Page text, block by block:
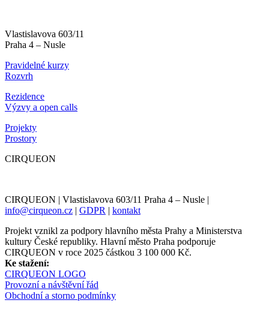
Vlastislavova 603/11
Praha 4 – Nusle
Pravidelné kurzy
Rozvrh
Rezidence
Výzvy a open calls
Projekty
Prostory
CIRQUEON
CIRQUEON | Vlastislavova 603/11 Praha 4 – Nusle |
info@cirqueon.cz | GDPR | kontakt
Projekt vznikl za podpory hlavního města Prahy a Ministerstva
kultury České republiky. Hlavní město Praha podporuje
CIRQUEON v roce 2025 částkou 3 100 000 Kč.
Ke stažení:
CIRQUEON LOGO
Provozní a návštěvní řád
Obchodní a storno podmínky